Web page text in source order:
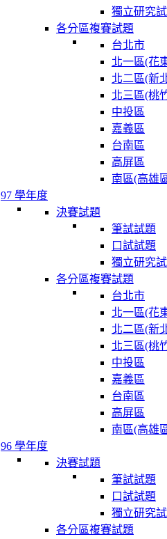
獨立研究
各分區複賽試題
台北市
北一區(花
北二區(新
北三區(桃
中投區
嘉義區
台南區
高屏區
南區(高雄
97 學年度
決賽試題
筆試試題
口試試題
獨立研究
各分區複賽試題
台北市
北一區(花
北二區(新
北三區(桃
中投區
嘉義區
台南區
高屏區
南區(高雄
96 學年度
決賽試題
筆試試題
口試試題
獨立研究
各分區複賽試題